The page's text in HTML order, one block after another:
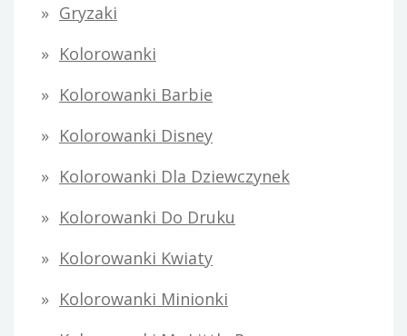
Gryzaki
Kolorowanki
Kolorowanki Barbie
Kolorowanki Disney
Kolorowanki Dla Dziewczynek
Kolorowanki Do Druku
Kolorowanki Kwiaty
Kolorowanki Minionki